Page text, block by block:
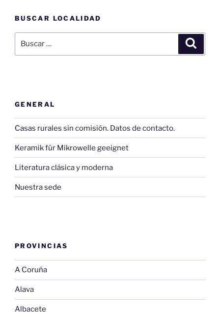
BUSCAR LOCALIDAD
por:
GENERAL
Casas rurales sin comisión. Datos de contacto.
Keramik für Mikrowelle geeignet
Literatura clásica y moderna
Nuestra sede
PROVINCIAS
A Coruña
Alava
Albacete